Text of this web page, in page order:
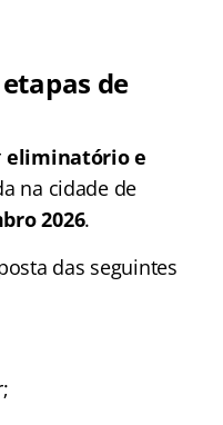
etapas de
eliminatório e
na cidade de
2026.
das seguintes